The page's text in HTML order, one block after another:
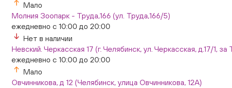
Мало
Молния Зоопарк - Труда,166 (ул. Труда,166/5)
ежедневно с 10:00 до 20:00
Нет в наличии
Невский. Черкасская 17 (г. Челябинск, ул. Черкасская, д.17/1,
ежедневно с 10:00 до 20:00
Мало
Овчинникова, д 12 (Челябинск, улица Овчинникова, 12А)